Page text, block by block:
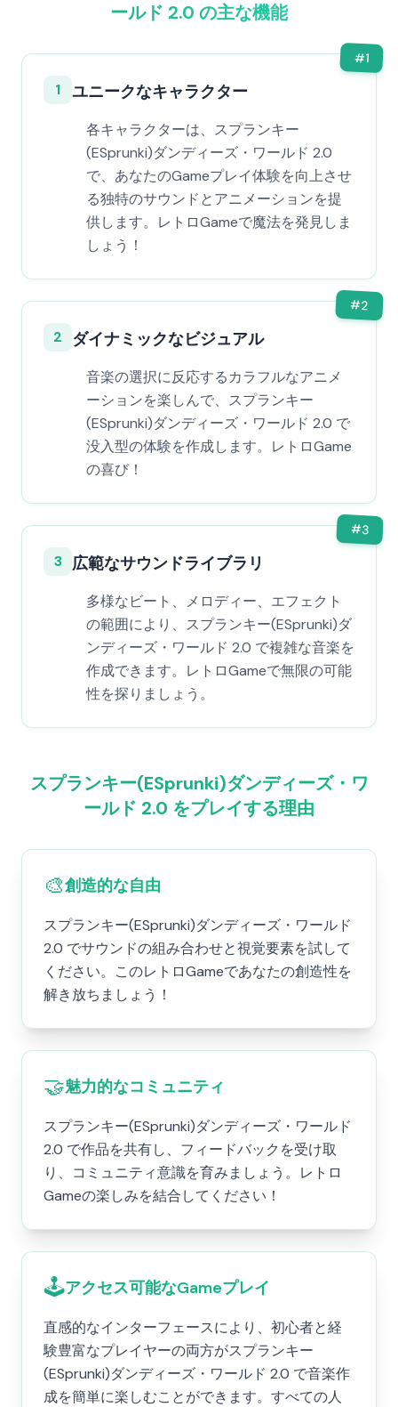
ールド 2.0 の主な機能
#1
1 ユニークなキャラクター
各キャラクターは、スプランキー
(ESprunki)ダンディーズ・ワールド 2.0
で、あなたのGameプレイ体験を向上させ
る独特のサウンドとアニメーションを提
供します。レトロGameで魔法を発見しま
しょう！
#2
2 ダイナミックなビジュアル
音楽の選択に反応するカラフルなアニメ
ーションを楽しんで、スプランキー
(ESprunki)ダンディーズ・ワールド 2.0 で
没入型の体験を作成します。レトロGame
の喜び！
#3
3 広範なサウンドライブラリ
多様なビート、メロディー、エフェクト
の範囲により、スプランキー(ESprunki)ダ
ンディーズ・ワールド 2.0 で複雑な音楽を
作成できます。レトロGameで無限の可能
性を探りましょう。
スプランキー(ESprunki)ダンディーズ・ワ
ールド 2.0 をプレイする理由
🎨創造的な自由
スプランキー(ESprunki)ダンディーズ・ワールド
2.0 でサウンドの組み合わせと視覚要素を試して
ください。このレトロGameであなたの創造性を
解き放ちましょう！
🤝魅力的なコミュニティ
スプランキー(ESprunki)ダンディーズ・ワールド
2.0 で作品を共有し、フィードバックを受け取
り、コミュニティ意識を育みましょう。レトロ
Gameの楽しみを結合してください！
🕹️アクセス可能なGameプレイ
直感的なインターフェースにより、初心者と経
験豊富なプレイヤーの両方がスプランキー
(ESprunki)ダンディーズ・ワールド 2.0 で音楽作
成を簡単に楽しむことができます。すべての人